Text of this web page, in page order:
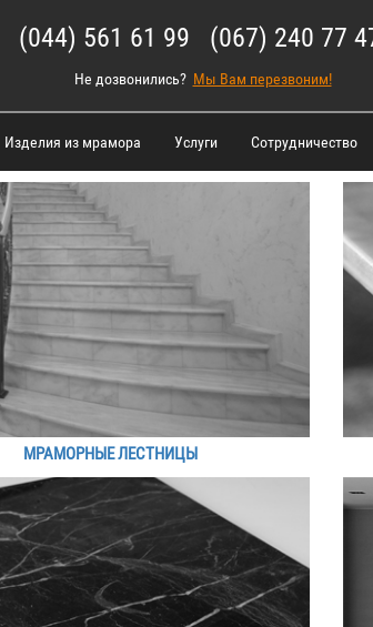
(044) 561 61 99 (067) 240 77
Не дозвонились? Мы Вам перезвоним!
Изделия из мрамора Услуги Сотрудничество
МРАМОРНЫЕ ЛЕСТНИЦЫ